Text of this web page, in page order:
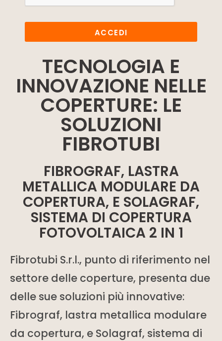
ACCEDI
TECNOLOGIA E
INNOVAZIONE NELLE
COPERTURE: LE
SOLUZIONI
FIBROTUBI
FIBROGRAF, LASTRA
METALLICA MODULARE DA
COPERTURA, E SOLAGRAF,
SISTEMA DI COPERTURA
FOTOVOLTAICA 2 IN 1
Fibrotubi S.r.l., punto di riferimento nel
settore delle coperture, presenta due
delle sue soluzioni più innovative:
Fibrograf, lastra metallica modulare
da copertura, e Solagraf, sistema di